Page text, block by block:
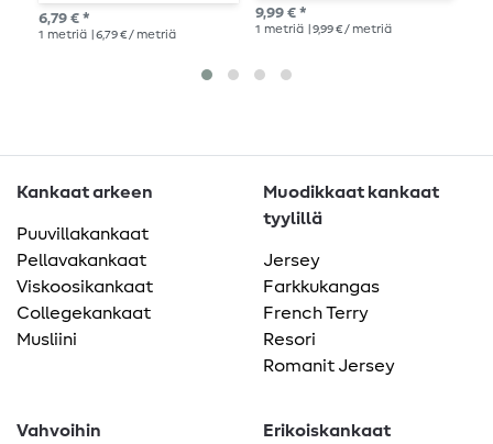
6,79 € *
1 metriä | 6,79 € / metriä
9,99 € *
1 metriä | 9,99 € / metriä
Kankaat arkeen
Puuvillakankaat
Pellavakankaat
Viskoosikankaat
Collegekankaat
Musliini
Muodikkaat kankaat
tyylillä
Jersey
Farkkukangas
French Terry
Resori
Romanit Jersey
Vahvoihin
Erikoiskankaat